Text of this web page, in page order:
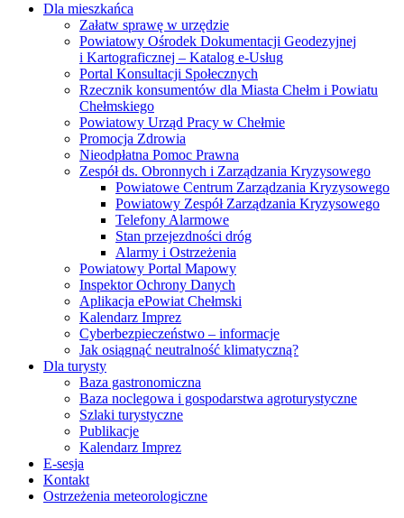
Dla mieszkańca
Załatw sprawę w urzędzie
Powiatowy Ośrodek Dokumentacji Geodezyjnej
i Kartograficznej – Katalog e-Usług
Portal Konsultacji Społecznych
Rzecznik konsumentów dla Miasta Chełm i Powiatu
Chełmskiego
Powiatowy Urząd Pracy w Chełmie
Promocja Zdrowia
Nieodpłatna Pomoc Prawna
Zespół ds. Obronnych i Zarządzania Kryzysowego
Powiatowe Centrum Zarządzania Kryzysowego
Powiatowy Zespół Zarządzania Kryzysowego
Telefony Alarmowe
Stan przejezdności dróg
Alarmy i Ostrzeżenia
Powiatowy Portal Mapowy
Inspektor Ochrony Danych
Aplikacja ePowiat Chełmski
Kalendarz Imprez
Cyberbezpieczeństwo – informacje
Jak osiągnąć neutralność klimatyczną?
Dla turysty
Baza gastronomiczna
Baza noclegowa i gospodarstwa agroturystyczne
Szlaki turystyczne
Publikacje
Kalendarz Imprez
E-sesja
Kontakt
Ostrzeżenia meteorologiczne